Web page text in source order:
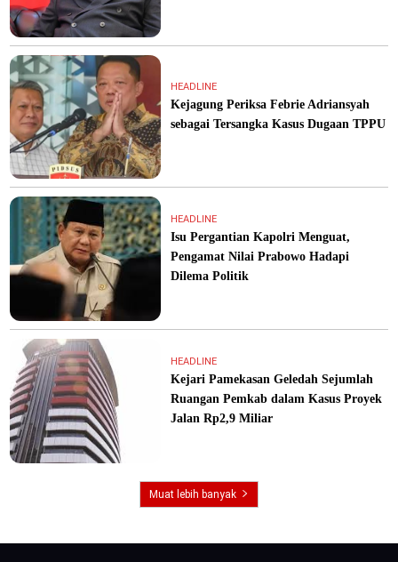
HEADLINE
Kejagung Periksa Febrie Adriansyah
sebagai Tersangka Kasus Dugaan TPPU
HEADLINE
Isu Pergantian Kapolri Menguat,
Pengamat Nilai Prabowo Hadapi
Dilema Politik
HEADLINE
Kejari Pamekasan Geledah Sejumlah
Ruangan Pemkab dalam Kasus Proyek
Jalan Rp2,9 Miliar
Muat lebih banyak